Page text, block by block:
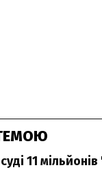
11